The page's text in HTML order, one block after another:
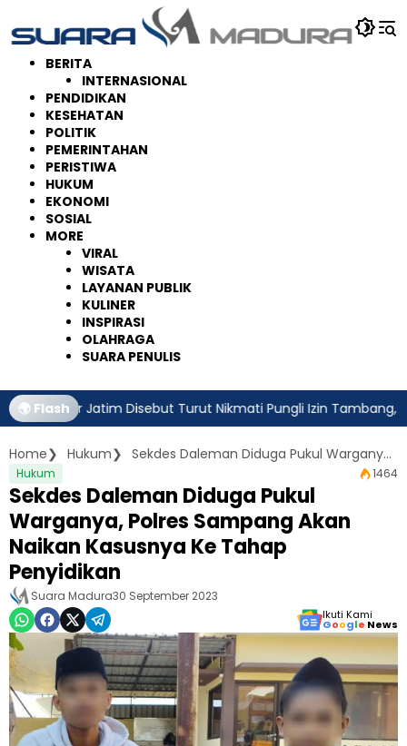
ke
konten
BERITA
INTERNASIONAL
PENDIDIKAN
KESEHATAN
POLITIK
PEMERINTAHAN
PERISTIWA
HUKUM
EKONOMI
SOSIAL
MORE
VIRAL
WISATA
LAYANAN PUBLIK
KULINER
INSPIRASI
OLAHRAGA
SUARA PENULIS
🌍 Flash
Jatim Disebut Turut Nikmati Pungli Izin Tambang,
Home Hukum Sekdes Daleman Diduga Pukul Warganya, Polres Sampang Akan Naikan Kasusnya Ke Tahap Penyidikan
Hukum 1464
Sekdes Daleman Diduga Pukul
Warganya, Polres Sampang Akan
Naikan Kasusnya Ke Tahap
Penyidikan
Suara Madura30 September 2023
Ikuti Kami
Google News